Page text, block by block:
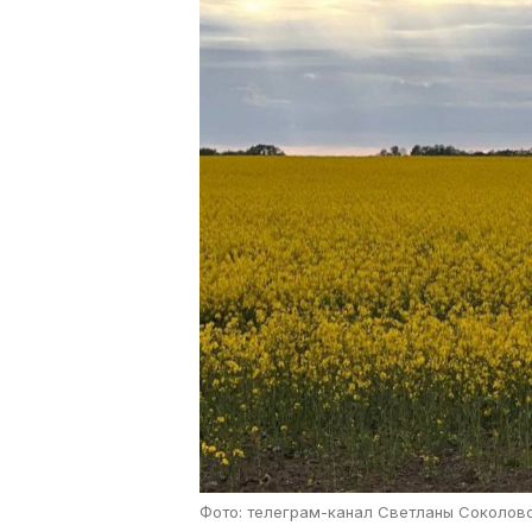
Фото: телеграм-канал Светланы